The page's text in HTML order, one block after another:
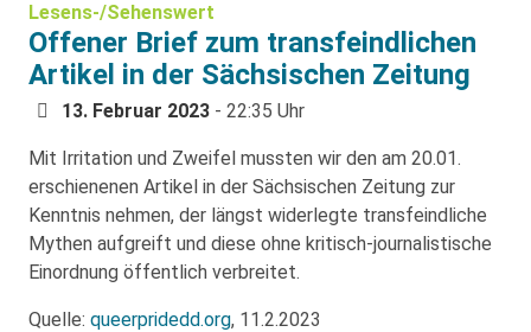
Lesens-/Sehenswert
Offener Brief zum transfeindlichen
Artikel in der Sächsischen Zeitung
13. Februar 2023 - 22:35 Uhr
Mit Irritation und Zweifel mussten wir den am 20.01.
erschienenen Artikel in der Sächsischen Zeitung zur
Kenntnis nehmen, der längst widerlegte transfeindliche
Mythen aufgreift und diese ohne kritisch-journalistische
Einordnung öffentlich verbreitet.
Quelle: queerpridedd.org, 11.2.2023